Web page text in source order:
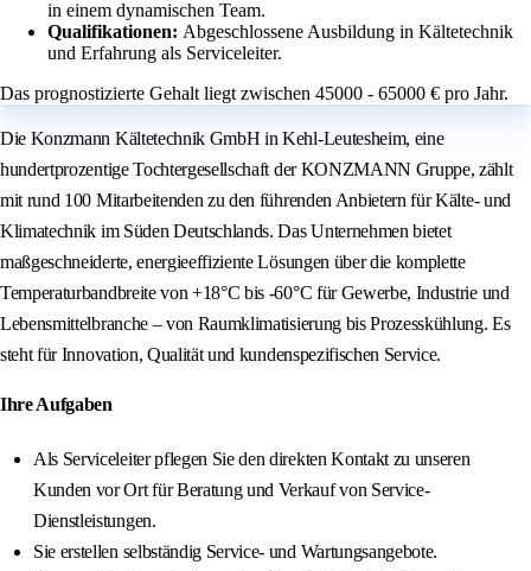
in einem dynamischen Team.
Qualifikationen: Abgeschlossene Ausbildung in Kältetechnik
und Erfahrung als Serviceleiter.
Das prognostizierte Gehalt liegt zwischen 45000 - 65000 € pro Jahr.
Die Konzmann Kältetechnik GmbH in Kehl-Leutesheim, eine
hundertprozentige Tochtergesellschaft der KONZMANN Gruppe, zählt
mit rund 100 Mitarbeitenden zu den führenden Anbietern für Kälte- und
Klimatechnik im Süden Deutschlands. Das Unternehmen bietet
maßgeschneiderte, energieeffiziente Lösungen über die komplette
Temperaturbandbreite von +18°C bis -60°C für Gewerbe, Industrie und
Lebensmittelbranche – von Raumklimatisierung bis Prozesskühlung. Es
steht für Innovation, Qualität und kundenspezifischen Service.
Ihre Aufgaben
Als Serviceleiter pflegen Sie den direkten Kontakt zu unseren
Kunden vor Ort für Beratung und Verkauf von Service-
Dienstleistungen.
Sie erstellen selbständig Service- und Wartungsangebote.